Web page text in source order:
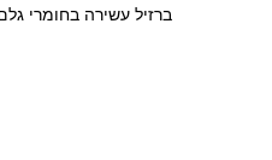
ברזיל עשירה בחומרי